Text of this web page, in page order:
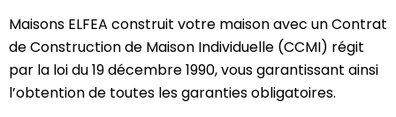
Maisons ELFEA construit votre maison avec un Contrat
de Construction de Maison Individuelle (CCMI) régit
par la loi du 19 décembre 1990, vous garantissant ainsi
l’obtention de toutes les garanties obligatoires.